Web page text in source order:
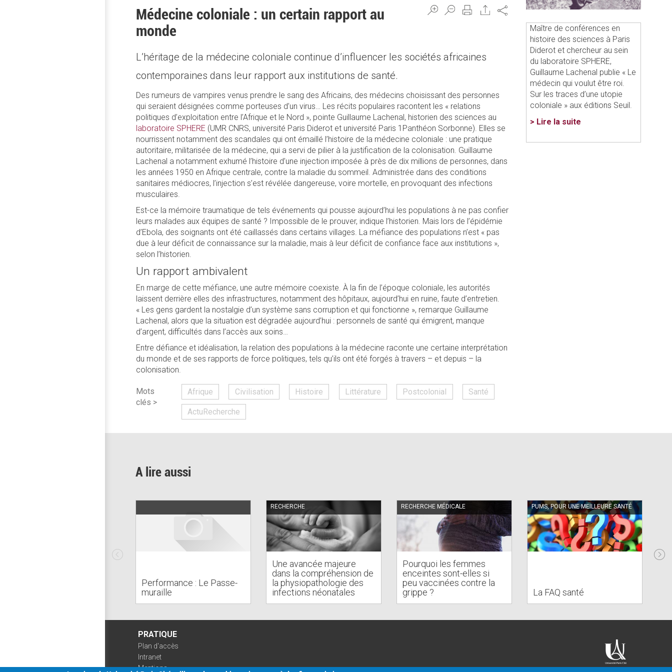
Share
Médecine coloniale : un certain rapport au
monde
L’héritage de la médecine coloniale continue d’influencer les sociétés africaines
contemporaines dans leur rapport aux institutions de santé.
Des rumeurs de vampires venus prendre le sang des Africains, des médecins choisissant des personnes
qui seraient désignées comme porteuses d’un virus… Les récits populaires racontent les « relations
politiques d’exploitation entre l’Afrique et le Nord », pointe Guillaume Lachenal, historien des sciences au
laboratoire SPHERE (UMR CNRS, université Paris Diderot et université Paris 1Panthéon Sorbonne). Elles se
nourrissent notamment des scandales qui ont émaillé l’histoire de la médecine coloniale : une pratique
autoritaire, militarisée de la médecine, qui a servi de pilier à la justification de la colonisation. Guillaume
Lachenal a notamment exhumé l’histoire d’une injection imposée à près de dix millions de personnes, dans
les années 1950 en Afrique centrale, contre la maladie du sommeil. Administrée dans des conditions
sanitaires médiocres, l’injection s’est révélée dangereuse, voire mortelle, en provoquant des infections
musculaires.
Est-ce la mémoire traumatique de tels événements qui pousse aujourd’hui les populations à ne pas confier
leurs malades aux équipes de santé ? Impossible de le prouver, indique l’historien. Mais lors de l’épidémie
d’Ebola, des soignants ont été caillassés dans certains villages. La méfiance des populations n’est « pas
due à leur déficit de connaissance sur la maladie, mais à leur déficit de confiance face aux institutions »,
selon l’historien.
Un rapport ambivalent
En marge de cette méfiance, une autre mémoire coexiste. À la fin de l’époque coloniale, les autorités
laissent derrière elles des infrastructures, notamment des hôpitaux, aujourd’hui en ruine, faute d’entretien.
« Les gens gardent la nostalgie d’un système sans corruption et qui fonctionne », remarque Guillaume
Lachenal, alors que la situation est dégradée aujourd’hui : personnels de santé qui émigrent, manque
d’argent, difficultés dans l’accès aux soins…
Entre défiance et idéalisation, la relation des populations à la médecine raconte une certaine interprétation
du monde et de ses rapports de force politiques, tels qu’ils ont été forgés à travers – et depuis – la
colonisation.
Mots
clés >
Afrique Civilisation Histoire Littérature Postcolonial Santé
ActuRecherche
Maître de conférences en
histoire des sciences à Paris
Diderot et chercheur au sein
du laboratoire SPHERE,
Guillaume Lachenal publie « Le
médecin qui voulut être roi.
Sur les traces d’une utopie
coloniale » aux éditions Seuil.
> Lire la suite
A lire aussi
Performance : Le Passe-
muraille
RECHERCHE
Une avancée majeure
dans la compréhension de
la physiopathologie des
infections néonatales
RECHERCHE MÉDICALE
Pourquoi les femmes
enceintes sont-elles si
peu vaccinées contre la
grippe ?
PUMS, POUR UNE MEILLEURE SANTÉ
La FAQ santé
PRATIQUE
Plan d'accès
Intranet
Mentions